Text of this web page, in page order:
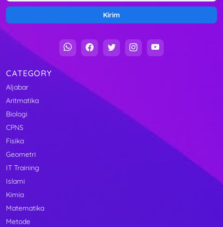
CATEGORY
Aljabar
Aritmatika
Biologi
CPNS
Fisika
Geometri
IT Training
Islami
Kimia
Matematika
Metode